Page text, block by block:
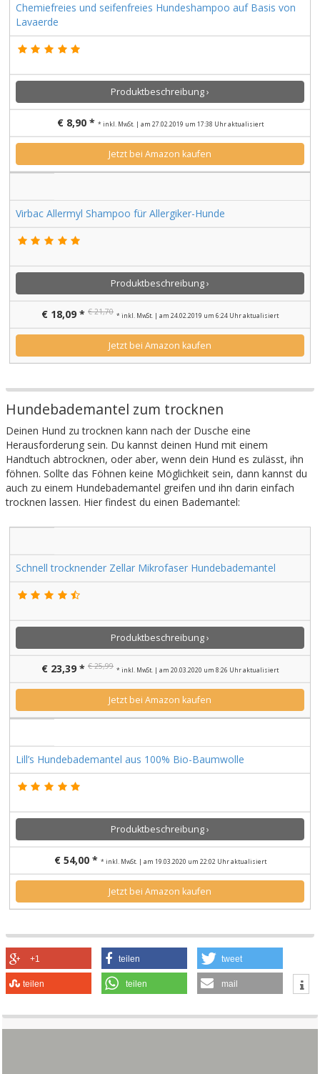
Chemiefreies und seifenfreies Hundeshampoo auf Basis von
Lavaerde
Produktbeschreibung ›
€ 8,90 * * inkl. MwSt. | am 27.02.2019 um 17:38 Uhr aktualisiert
Jetzt bei Amazon kaufen
Virbac Allermyl Shampoo für Allergiker-Hunde
Produktbeschreibung ›
€ 18,09 * € 21,70 * inkl. MwSt. | am 24.02.2019 um 6:24 Uhr aktualisiert
Jetzt bei Amazon kaufen
Hundebademantel zum trocknen
Deinen Hund zu trocknen kann nach der Dusche eine
Herausforderung sein. Du kannst deinen Hund mit einem
Handtuch abtrocknen, oder aber, wenn dein Hund es zulässt, ihn
föhnen. Sollte das Föhnen keine Möglichkeit sein, dann kannst du
auch zu einem Hundebademantel greifen und ihn darin einfach
trocknen lassen. Hier findest du einen Bademantel:
Schnell trocknender Zellar Mikrofaser Hundebademantel
Produktbeschreibung ›
€ 23,39 * € 25,99 * inkl. MwSt. | am 20.03.2020 um 8:26 Uhr aktualisiert
Jetzt bei Amazon kaufen
Lill’s Hundebademantel aus 100% Bio-Baumwolle
Produktbeschreibung ›
€ 54,00 * * inkl. MwSt. | am 19.03.2020 um 22:02 Uhr aktualisiert
Jetzt bei Amazon kaufen
+1 teilen tweet
teilen teilen mail